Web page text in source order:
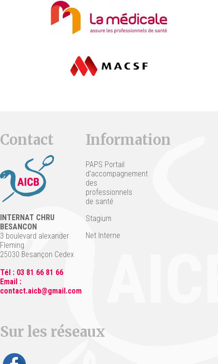
Contact
INTERNAT CHRU
BESANCON
3 boulevard alexander
Fleming
25030 Besançon Cedex
Tél : 03 81 66 81 66
Email :
contact.aicb@gmail.com
Information
PAPS Portail
d’accompagnement
des
professionnels
de santé
Stagium
Net Interne
Sur les réseaux